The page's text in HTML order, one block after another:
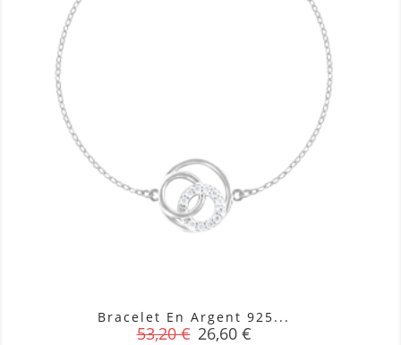
Bracelet En Argent 925...
Prix
53,20 € Prix
26,60 €